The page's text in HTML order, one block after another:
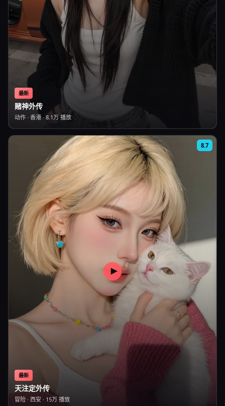
最新
赌神外传
动作 · 香港 · 8.1万播放
8.7
最新
天注定外传
冒险 · 西安 · 15万 播放